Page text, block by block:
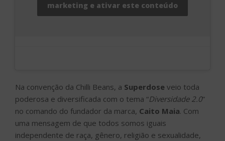
marketing e ativar este conteúdo
Na convenção da Chilli Beans, a Superdose veio toda
poderosa e diversificada com o tema “Diversidade 2.0”
no comando do fundador da marca, Caito Maia. Com
uma mensagem de que todos somos iguais
independente de raça, gênero, religião e sexualidade,